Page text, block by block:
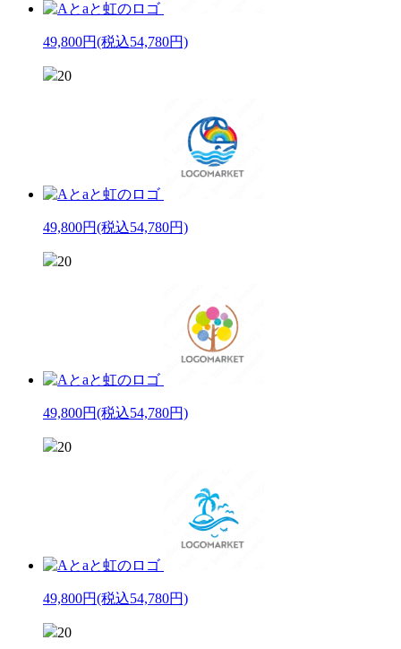
49,800円(税込54,780円)
20
49,800円(税込54,780円)
20
49,800円(税込54,780円)
20
49,800円(税込54,780円)
20